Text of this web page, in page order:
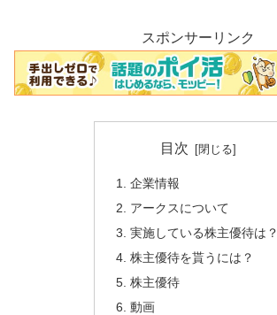
スポンサーリンク
目次
企業情報
アークスについて
実施している株主優待は？
株主優待を貰うには？
株主優待
動画